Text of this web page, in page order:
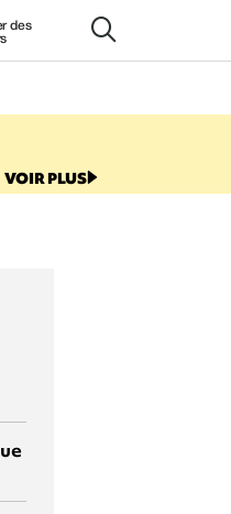
des
VOIR PLUS